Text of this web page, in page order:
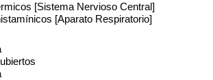
[Sistema Nervioso Central]
[Aparato Respiratorio]